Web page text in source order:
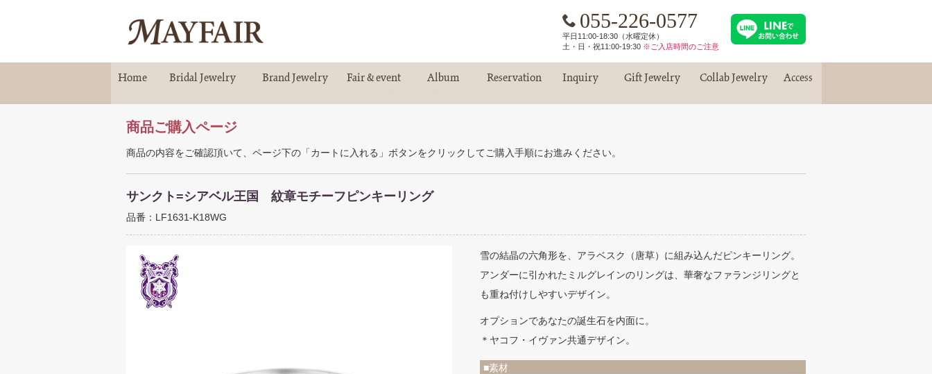
055-226-0577
平日11:00-18:30（水曜定休）
土・日・祝11:00-19:30 ※ご入店時間のご注意
Home Bridal Jewelry Brand Jewelry Fair & event Album Reservation Inquiry Gift Jewelry Collab Jewelry Access
商品ご購入ページ
商品の内容をご確認頂いて、ページ下の「カートに入れる」ボタンをクリックしてご購入手順にお進みください。
サンクト=シアベル王国 紋章モチーフピンキーリング
品番：LF1631-K18WG
雪の結晶の六角形を、アラベスク（唐草）に組み込んだピンキーリング。
アンダーに引かれたミルグレインのリングは、華奢なファランジリングと
も重ね付けしやすいデザイン。
オプションであなたの誕生石を内面に。
＊ヤコフ・イヴァン共通デザイン。
■素材